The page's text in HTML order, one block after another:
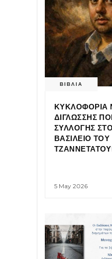
ΒΙΒΛΙΑ
ΚΥΚΛΟΦΟΡΙΑ
ΔΙΓΛΩΣΣΗΣ
ΣΥΛΛΟΓΗΣ
ΒΑΣΙΛΕΙΟ
5 May 2026